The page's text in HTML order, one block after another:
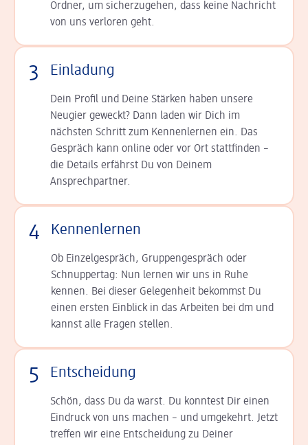
Ordner, um sicherzugehen, dass keine Nachricht
von uns verloren geht.
3 Einladung
Dein Profil und Deine Stär­ken haben unsere
Neugier geweckt? Dann laden wir Dich im
nächsten Schritt zum Kennen­lernen ein. Das
Gespräch kann online oder vor Ort statt­finden –
die Details er­fährst Du von Deinem
Ansprechpartner.
4 Kennenlernen
Ob Einzelgespräch, Grup­pen­gespräch oder
Schnup­per­tag: Nun lernen wir uns in Ruhe
kennen. Bei dieser Gelegenheit bekommst Du
einen ersten Einblick in das Arbeiten bei dm und
kannst alle Fragen stellen.
5 Entscheidung
Schön, dass Du da warst. Du konntest Dir einen
Ein­druck von uns machen – und umgekehrt. Jetzt
tref­fen wir eine Entscheidung zu Deiner